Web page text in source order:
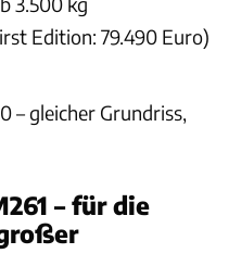
Edition: 79.490 Euro)
– gleicher Grundriss,
– für die